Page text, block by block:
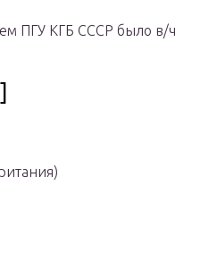
ПГУ КГБ СССР было в/ч